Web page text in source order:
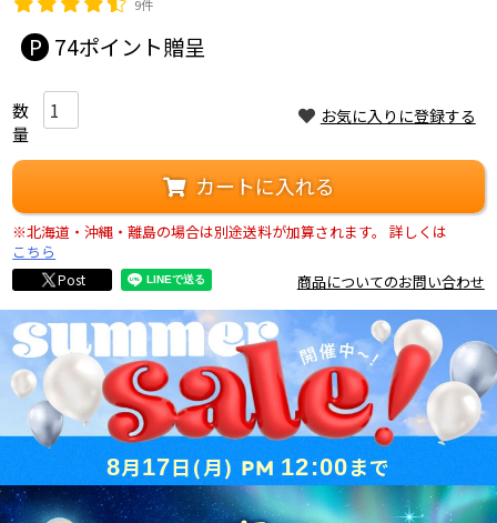
9件
74
お気に入りに登録する
カートに入れる
※北海道・沖縄・離島の場合は別途送料が加算されます。
詳しくは
こちら
商品についてのお問い合わせ
Post
8月17日(月) PM 12:00まで